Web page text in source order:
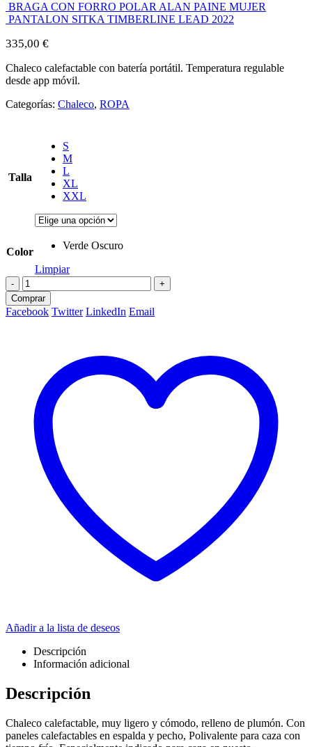
BRAGA CON FORRO POLAR ALAN PAINE MUJER
PANTALON SITKA TIMBERLINE LEAD 2022
335,00 €
Chaleco calefactable con batería portátil. Temperatura regulable
desde app móvil.
Categorías: Chaleco, ROPA
Talla
S
M
L
XL
XXL
Color
Verde Oscuro
Limpiar
-
+
Comprar
Facebook Twitter LinkedIn Email
Añadir a la lista de deseos
Descripción
Información adicional
Descripción
Chaleco calefactable, muy ligero y cómodo, relleno de plumón. Con
paneles calefactables en espalda y pecho, Polivalente para caza con